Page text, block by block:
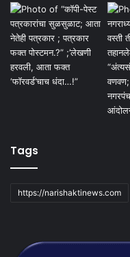
Tags
https://narishaktinews.com